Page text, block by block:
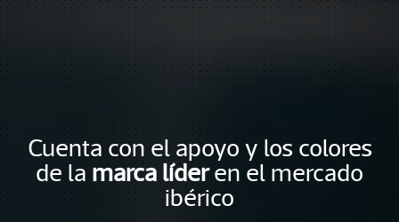
Cuenta con el apoyo y los colores
de la marca líderen el mercado
ibérico